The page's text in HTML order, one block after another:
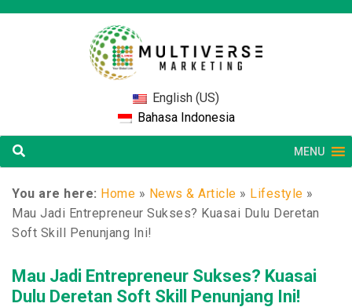
English (US)
Bahasa Indonesia
MENU
You are here: Home » News & Article » Lifestyle »
Mau Jadi Entrepreneur Sukses? Kuasai Dulu Deretan
Soft Skill Penunjang Ini!
Mau Jadi Entrepreneur Sukses? Kuasai
Dulu Deretan Soft Skill Penunjang Ini!